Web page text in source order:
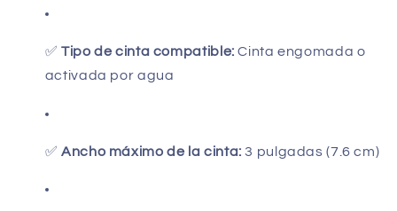
✅Tipo de cinta compatible: Cinta engomada o
activada por agua
✅Ancho máximo de la cinta: 3 pulgadas (7.6 cm)